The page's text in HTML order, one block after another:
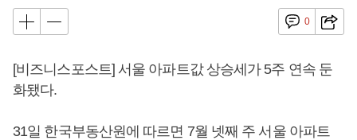
0
[비즈니스포스트] 서울 아파트값 상승세가 5주 연속 둔
화됐다.
31일 한국부동산원에 따르면 7월 넷째 주 서울 아파트